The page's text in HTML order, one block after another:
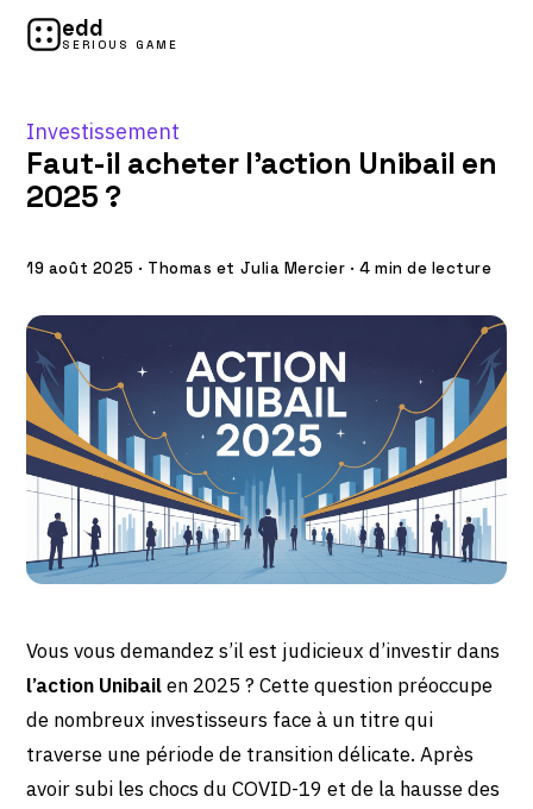
edd
SERIOUS GAME
Investissement
Faut-il acheter l’action Unibail en
2025 ?
19 août 2025 · Thomas et Julia Mercier · 4 min de lecture
Vous vous demandez s’il est judicieux d’investir dans
l’action Unibailen 2025 ? Cette question préoccupe
de nombreux investisseurs face à un titre qui
traverse une période de transition délicate. Après
avoir subi les chocs du COVID-19 et de la hausse des